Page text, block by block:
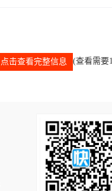
点击查看完整信息 (查看需要